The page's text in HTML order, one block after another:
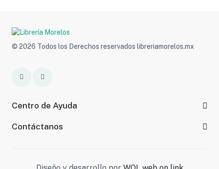
© 2026 Todos los Derechos reservados libreriamorelos.mx
Centro de Ayuda
Contáctanos